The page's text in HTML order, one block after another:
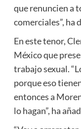
que renuncien a
comerciales”, ha
En este tenor,
México que
trabajo sexual.
porque eso
entonces a
lo hagan”, ha